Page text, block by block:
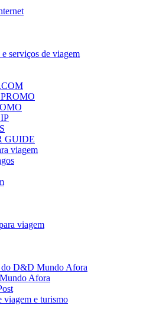
serviços de viagem
GUIDE
viagem
viagem
do D&D Mundo Afora
Afora
e turismo